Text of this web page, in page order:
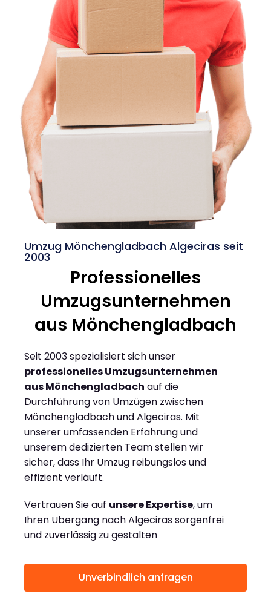
Umzug Mönchengladbach Algeciras seit
2003
Professionelles
Umzugsunternehmen
aus Mönchengladbach
Seit 2003 spezialisiert sich unser
professionelles Umzugsunternehmen
aus Mönchengladbach auf die
Durchführung von Umzügen zwischen
Mönchengladbach und Algeciras. Mit
unserer umfassenden Erfahrung und
unserem dedizierten Team stellen wir
sicher, dass Ihr Umzug reibungslos und
effizient verläuft.
Vertrauen Sie auf unsere Expertise, um
Ihren Übergang nach Algeciras sorgenfrei
und zuverlässig zu gestalten
Unverbindlich anfragen